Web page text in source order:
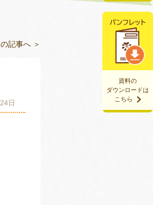
資料の
ダウンロードは
こちら
記事へ ＞
日